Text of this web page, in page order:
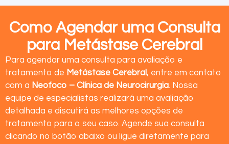
Como Agendar uma Consulta
para Metástase Cerebral
Para agendar uma consulta para avaliação e
tratamento de Metástase Cerebral, entre em contato
com a Neofoco – Clínica de Neurocirurgia. Nossa
equipe de especialistas realizará uma avaliação
detalhada e discutirá as melhores opções de
tratamento para o seu caso. Agende sua consulta
clicando no botão abaixo ou ligue diretamente para